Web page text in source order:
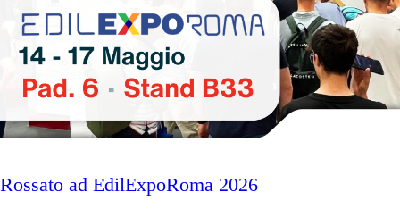
Rossato ad EdilExpoRoma 2026